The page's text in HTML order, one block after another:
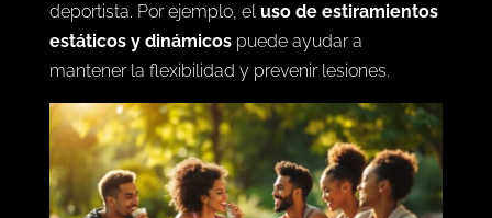
deportista. Por ejemplo, el uso de estiramientos
estáticos y dinámicospuede ayudar a
mantener la flexibilidad y prevenir lesiones.